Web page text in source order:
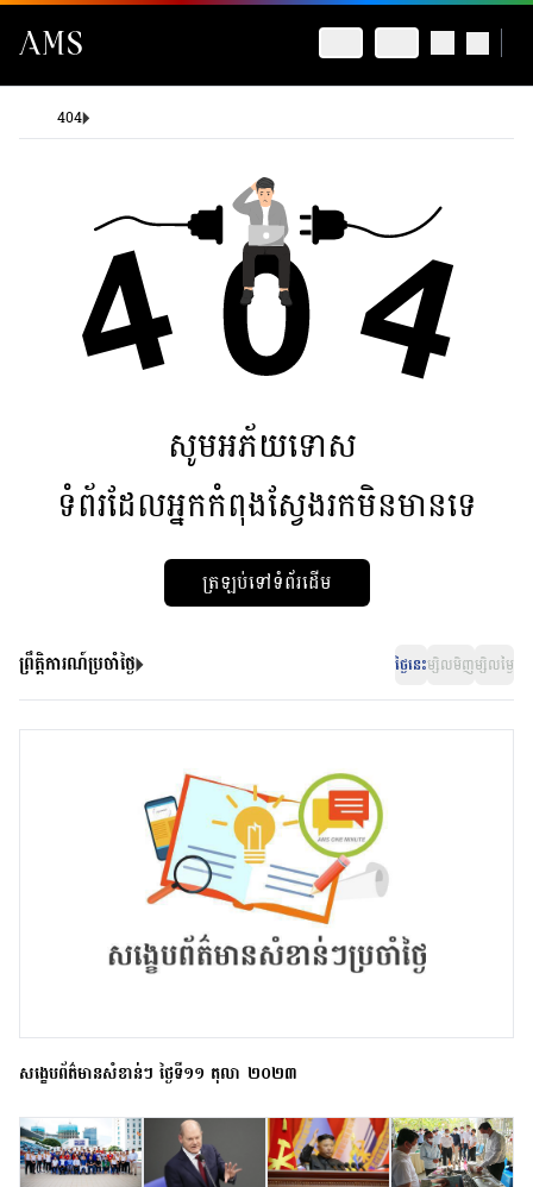
404
សូមអភ័យទោស
ទំព័រដែលអ្នកកំពុងស្វែងរកមិនមានទេ
ត្រឡប់ទៅទំព័រដើម
ព្រឹត្តិការណ៍ប្រចាំថ្ងៃ ថ្ងៃនេះម្សិលមិញម្សិលម្ងៃ
សង្ខេបព័ត៌មានសំខាន់ៗ ថ្ងៃទី១១ តុលា ២០២៣